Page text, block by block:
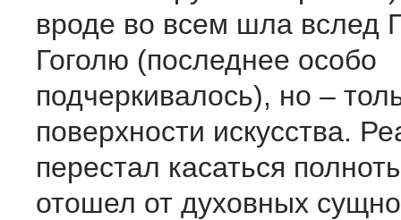
вроде во всем шла вслед
Гоголю (последнее особо
подчеркивалось), но –
поверхности искусства.
перестал касаться
отошел от духовных